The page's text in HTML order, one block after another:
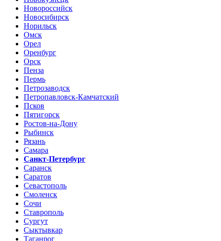
Новороссийск
Новосибирск
Норильск
Омск
Орел
Оренбург
Орск
Пенза
Пермь
Петрозаводск
Петропавловск-Камчатский
Псков
Пятигорск
Ростов-на-Дону
Рыбинск
Рязань
Самара
Санкт-Петербург
Саранск
Саратов
Севастополь
Смоленск
Сочи
Ставрополь
Сургут
Сыктывкар
Таганрог